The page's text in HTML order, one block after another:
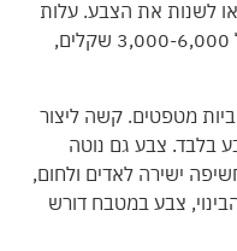
לשנות את הצבע. עלות
צביעת מטבח בגודל ממוצע עומדת על 3,000-6,000 שקלים,
מטפטים. קשה ליצור
בלבד. צבע גם נוטה
ישירה לאדים ולחום,
צבע במטבח דורש